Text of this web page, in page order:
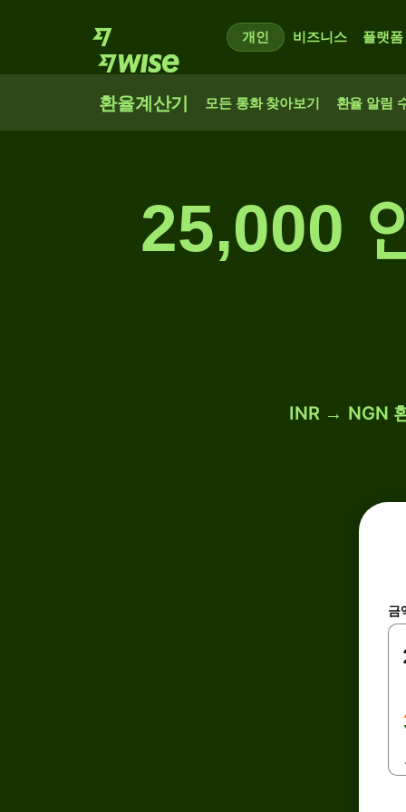
개인 비즈니스 플랫폼
환율계산기 모든 통화 찾아보기 환율 알림
25,000
INR → NGN
금